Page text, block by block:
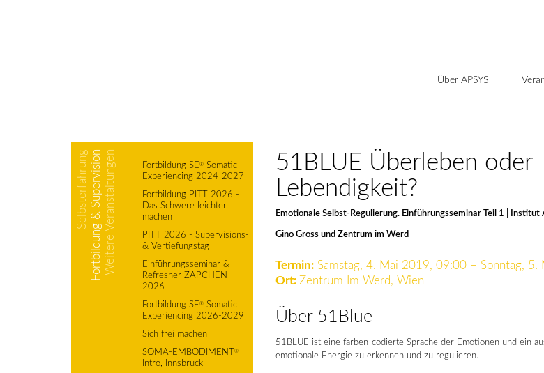
Über APSYS
SelbsterfahrungFortbildung & SupervisionWeitere Veranstaltungen Fortbildung SE® Somatic
Experiencing 2024-2027
Fortbildung PITT 2026 -
Das Schwere leichter
machen
PITT 2026 - Supervisions-
& Vertiefungstag
Einführungsseminar &
Refresher ZAPCHEN
2026
Fortbildung SE® Somatic
Experiencing 2026-2029
Sich frei machen
SOMA-EMBODIMENT
®
Intro, Innsbruck
51BLUE Überleben oder
Lebendigkeit?
Emotionale Selbst-Regulierung. Einführungsseminar Teil 1 | Institut
Gino Gross und Zentrum im Werd
Termin:Samstag, 4. Mai 2019, 09:00 – Sonntag, 5.
Ort: Zentrum Im Werd, Wien
Über 51Blue
51BLUE ist eine farben-codierte Sprache der Emotionen und ein
emotionale Energie zu erkennen und zu regulieren.